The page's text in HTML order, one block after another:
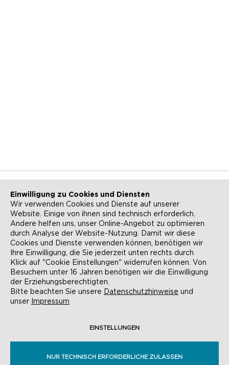
NEWSLETTER KONTAKT
ANFAHRT BARRIEREFREIHEIT
SUCHE AGB
DATENSCHUTZ
COOKIE-EINSTELLUNGEN
Einwilligung zu Cookies und Diensten
Wir verwenden Cookies und Dienste auf unserer
Website. Einige von ihnen sind technisch erforderlich.
Andere helfen uns, unser Online-Angebot zu optimieren
durch Analyse der Website-Nutzung. Damit wir diese
Cookies und Dienste verwenden können, benötigen wir
Ihre Einwilligung, die Sie jederzeit unten rechts durch
Klick auf "Cookie Einstellungen" widerrufen können. Von
Besuchern unter 16 Jahren benötigen wir die Einwilligung
der Erziehungsberechtigten.
Bitte beachten Sie unsere Datenschutzhinweise und
unser Impressum
EINSTELLUNGEN
NUR TECHNISCH ERFORDERLICHE ZULASSEN